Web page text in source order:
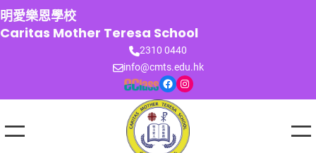
跳
至
主
明愛樂恩學校
Caritas Mother Teresa School
2310 0440
info@cmts.edu.hk
Facebook Instagram